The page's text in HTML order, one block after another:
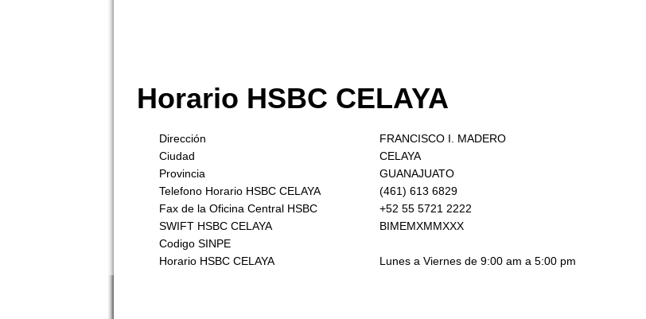
Horario HSBC CELAYA
Dirección
FRANCISCO I. MADERO
Ciudad
CELAYA
Provincia
GUANAJUATO
Telefono Horario HSBC CELAYA
(461) 613 6829
Fax de la Oficina Central HSBC
+52 55 5721 2222
SWIFT HSBC CELAYA
BIMEMXMMXXX
Codigo SINPE
Horario HSBC CELAYA
Lunes a Viernes de 9:00 am a 5:00 pm